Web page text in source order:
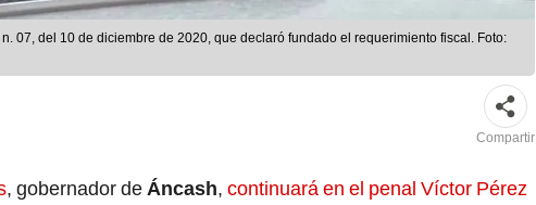
07, del 10 de diciembre de 2020, que declaró fundado el requerimiento fiscal. Foto:
Compartir
, gobernador deÁncash, continuará en el penal Víctor Pérez